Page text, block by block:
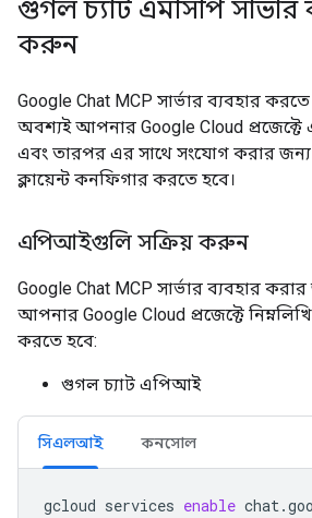
গুগল চ্যাট এমসিপি
করুন
Google Chat MCP সার্ভার ব্যবহার
অবশ্যই আপনার Google Cloud প্রজেক্টে
এবং তারপর এর সাথে সংযোগ করার
ক্লায়েন্ট কনফিগার করতে হবে।
এপিআইগুলি সক্রিয় করুন
Google Chat MCP সার্ভার ব্যবহার
আপনার Google Cloud প্রজেক্টে
করতে হবে:
গুগল চ্যাট এপিআই
সিএলআই কনসোল
gcloud services enable